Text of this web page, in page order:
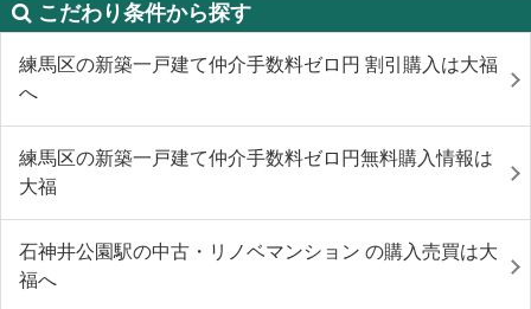
こだわり条件から探す
練馬区の新築一戸建て仲介手数料ゼロ円 割引購入は大福
へ
練馬区の新築一戸建て仲介手数料ゼロ円無料購入情報は
大福
石神井公園駅の中古・リノベマンション の購入売買は大
福へ